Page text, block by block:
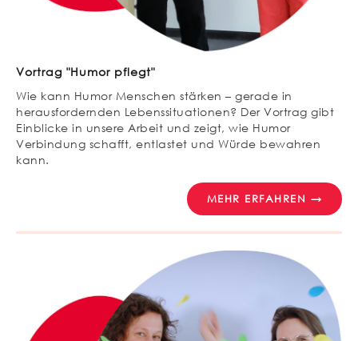
Vortrag "Humor pflegt"
Wie kann Humor Menschen stärken – gerade in
herausfordernden Lebenssituationen? Der Vortrag gibt
Einblicke in unsere Arbeit und zeigt, wie Humor
Verbindung schafft, entlastet und Würde bewahren
kann.
MEHR ERFAHREN →